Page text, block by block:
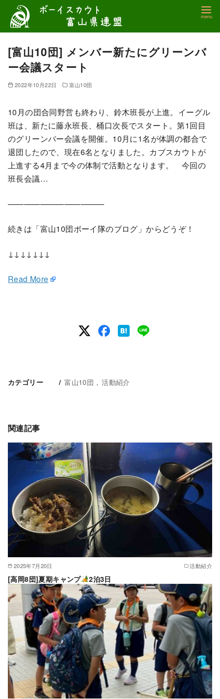
テ
[富山10団] メンバー新たにグリーンバ
ー会議スタート
2022年10月22日 富山10団
10月の団合同野営も終わり、鈴木班長が上進。イーグル
班は、新たに藤永班長、桶口次長でスタート。第1回目
のグリーンバー会議を開催。10月に1名が体調の都合で
退団したので、現在6名となりました。カブスカウトが
上進する4月まで今の体制で活動となります。 今回の
班長会議…
————————————
続きは「富山10団ボーイ隊のブログ」からどうぞ！
↓↓↓↓↓↓↓
Read More
カテゴリー 富山10団 活動紹介
関連記事
2025年7月20日 活動紹介
[高岡8団]夏期キャンプ 2泊3日